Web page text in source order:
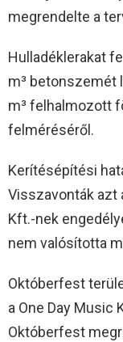
megrendelte a
Hulladéklerakat
m³ betonszemét
m³ felhalmozott
felméréséről.
Kerítésépítési
Visszavonták azt
Kft.-nek
nem valósította
Októberfest
a One Day Music
Októberfest